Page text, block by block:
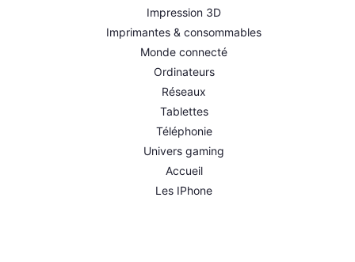
Impression 3D
Imprimantes & consommables
Monde connecté
Ordinateurs
Réseaux
Tablettes
Téléphonie
Univers gaming
Accueil
Les IPhone